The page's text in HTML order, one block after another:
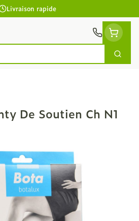
Livraison rapide
De Soutien Ch N1